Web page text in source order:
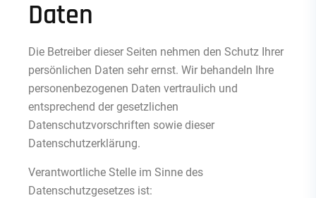
Daten
Die Betreiber dieser Seiten nehmen den Schutz Ihrer
persönlichen Daten sehr ernst. Wir behandeln Ihre
personenbezogenen Daten vertraulich und
entsprechend der gesetzlichen
Datenschutzvorschriften sowie dieser
Datenschutzerklärung.
Verantwortliche Stelle im Sinne des
Datenschutzgesetzes ist: